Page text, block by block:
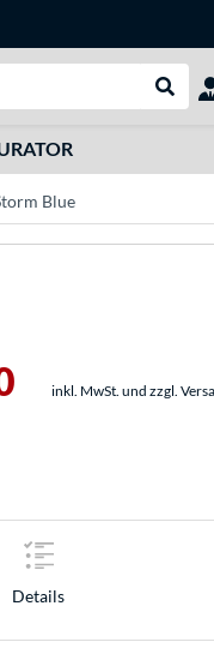
Suche
Blue
inkl. MwSt. und zzgl.
Details